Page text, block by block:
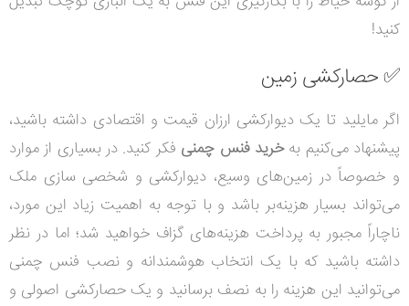
کنید!
✅ حصارکشی زمین
اگر مایلید تا یک دیوارکشی ارزان قیمت و اقتصادی داشته باشید،
پیشنهاد می‌کنیم بهخرید فنس چمنی فکر کنید. در بسیاری از موارد
و خصوصاً در زمین‌های وسیع، دیوارکشی و شخصی سازی ملک
می‌تواند بسیار هزینه‌بر باشد و با توجه به اهمیت زیاد این مورد،
ناچاراً مجبور به پرداخت هزینه‌های گزاف خواهید شد؛ اما در نظر
داشته باشید که با یک انتخاب هوشمندانه و نصب فنس چمنی
می‌توانید این هزینه را به نصف برسانید و یک حصارکشی اصولی و